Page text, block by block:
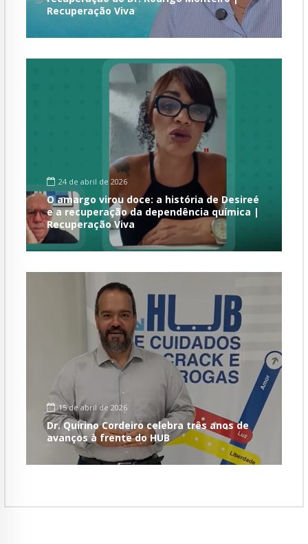
Recuperação Viva
24 de abril de 2026
O amargo virou doce: a história de Desireé
e a recuperação da dependência química |
Recuperação Viva
15 de abril de 2026
Dr. Quirino Cordeiro celebra três anos de
avanços à frente do HUB